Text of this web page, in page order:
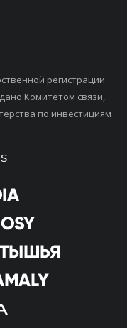
регистрации:
Комитетом связи,
по инвестициям